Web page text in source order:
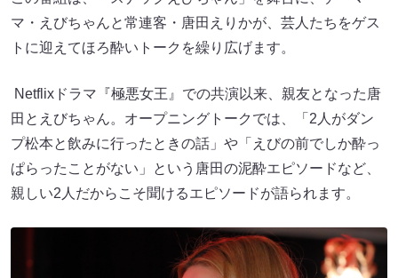
マ・えびちゃんと常連客・唐田えりかが、芸人たちをゲス
トに迎えてほろ酔いトークを繰り広げます。
Netflixドラマ『極悪女王』での共演以来、親友となった唐
田とえびちゃん。オープニングトークでは、「2人がダン
プ松本と飲みに行ったときの話」や「えびの前でしか酔っ
ぱらったことがない」という唐田の泥酔エピソードなど、
親しい2人だからこそ聞けるエピソードが語られます。